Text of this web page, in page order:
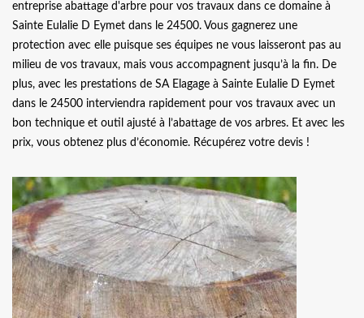
entreprise abattage d'arbre pour vos travaux dans ce domaine à
Sainte Eulalie D Eymet dans le 24500. Vous gagnerez une
protection avec elle puisque ses équipes ne vous laisseront pas au
milieu de vos travaux, mais vous accompagnent jusqu’à la fin. De
plus, avec les prestations de SA Elagage à Sainte Eulalie D Eymet
dans le 24500 interviendra rapidement pour vos travaux avec un
bon technique et outil ajusté à l’abattage de vos arbres. Et avec les
prix, vous obtenez plus d’économie. Récupérez votre devis !